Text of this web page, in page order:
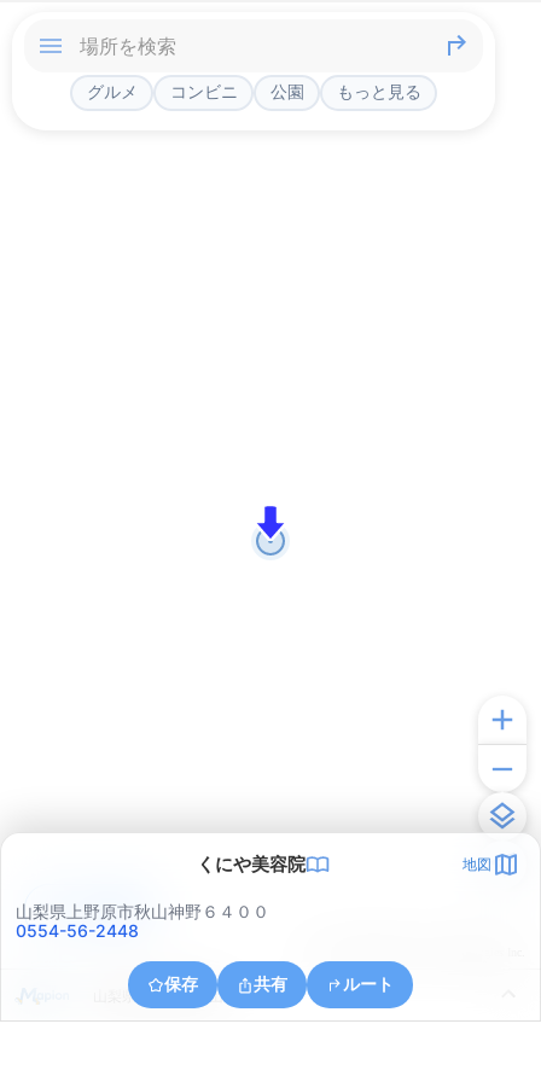
グルメ コンビニ 公園 もっと見る
くにや美容院 地図
山梨県上野原市秋山神野６４００
0554-56-2448
保存 共有 ルート
山梨県上野原市秋山
アプリで見る